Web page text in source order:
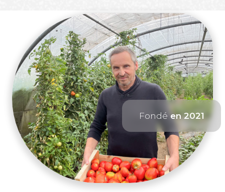
Fondé en 2021